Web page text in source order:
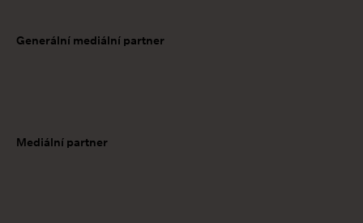
Generální mediální partner
Mediální partner